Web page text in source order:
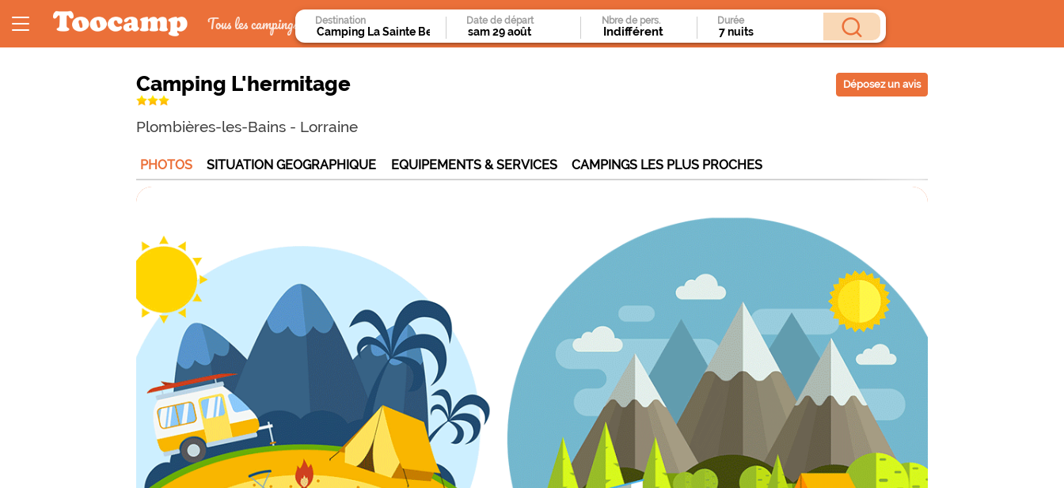
Tous les campings Destination Date de départ Durée
Nbre de pers.
Camping L'hermitage
Plombières-les-Bains - Lorraine
Déposez un avis
PHOTOS SITUATION GEOGRAPHIQUE EQUIPEMENTS & SERVICES CAMPINGS LES PLUS PROCHES